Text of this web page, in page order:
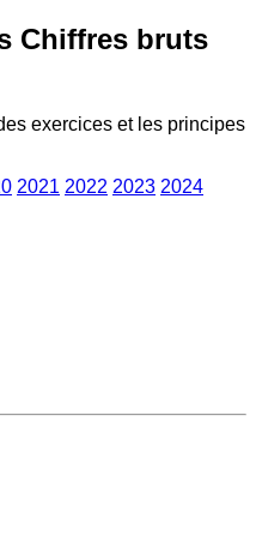
Chiffres bruts
exercices et les principes
2021 2022 2023 2024